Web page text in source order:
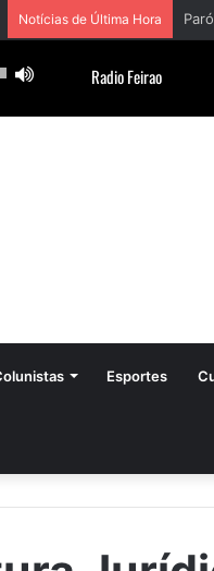
Notícias de Última Hora
Esportes